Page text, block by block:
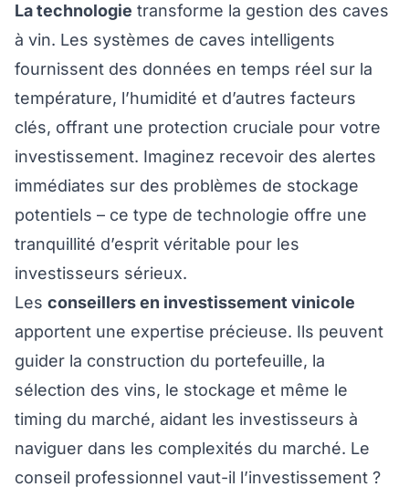
La technologie transforme la gestion des caves
à vin. Les systèmes de caves intelligents
fournissent des données en temps réel sur la
température, l’humidité et d’autres facteurs
clés, offrant une protection cruciale pour votre
investissement. Imaginez recevoir des alertes
immédiates sur des problèmes de stockage
potentiels – ce type de technologie offre une
tranquillité d’esprit véritable pour les
investisseurs sérieux.
Les conseillers en investissement vinicole
apportent une expertise précieuse. Ils peuvent
guider la construction du portefeuille, la
sélection des vins, le stockage et même le
timing du marché, aidant les investisseurs à
naviguer dans les complexités du marché. Le
conseil professionnel vaut-il l’investissement ?